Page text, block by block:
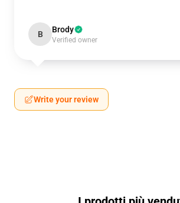
B Brody
Verified owner
Write your review